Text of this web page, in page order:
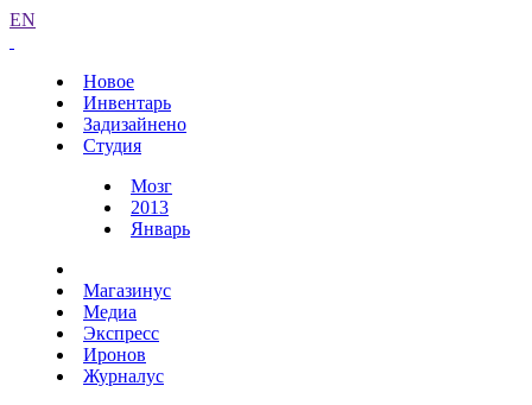
EN
Новое
Инвентарь
Задизайнено
Студия
Мозг
2013
Январь
Магазинус
Медиа
Экспресс
Иронов
Журналус